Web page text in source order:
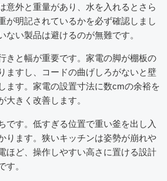
意外と重量があり、水を入れるとさら
が明記されているかを必ず確認しまし
ない製品は避けるのが無難です。
きと幅が重要です。家電の脚が棚板の
ますし、コードの曲げしろがないと壁
ます。家電の設置寸法に数cmの余裕を
大きく改善します。
です。低すぎる位置で重い釜を出し入
ります。狭いキッチンは姿勢が崩れや
ほど、操作しやすい高さに置ける設計
す。